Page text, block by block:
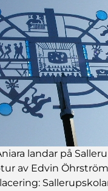
landar på
av Edvin